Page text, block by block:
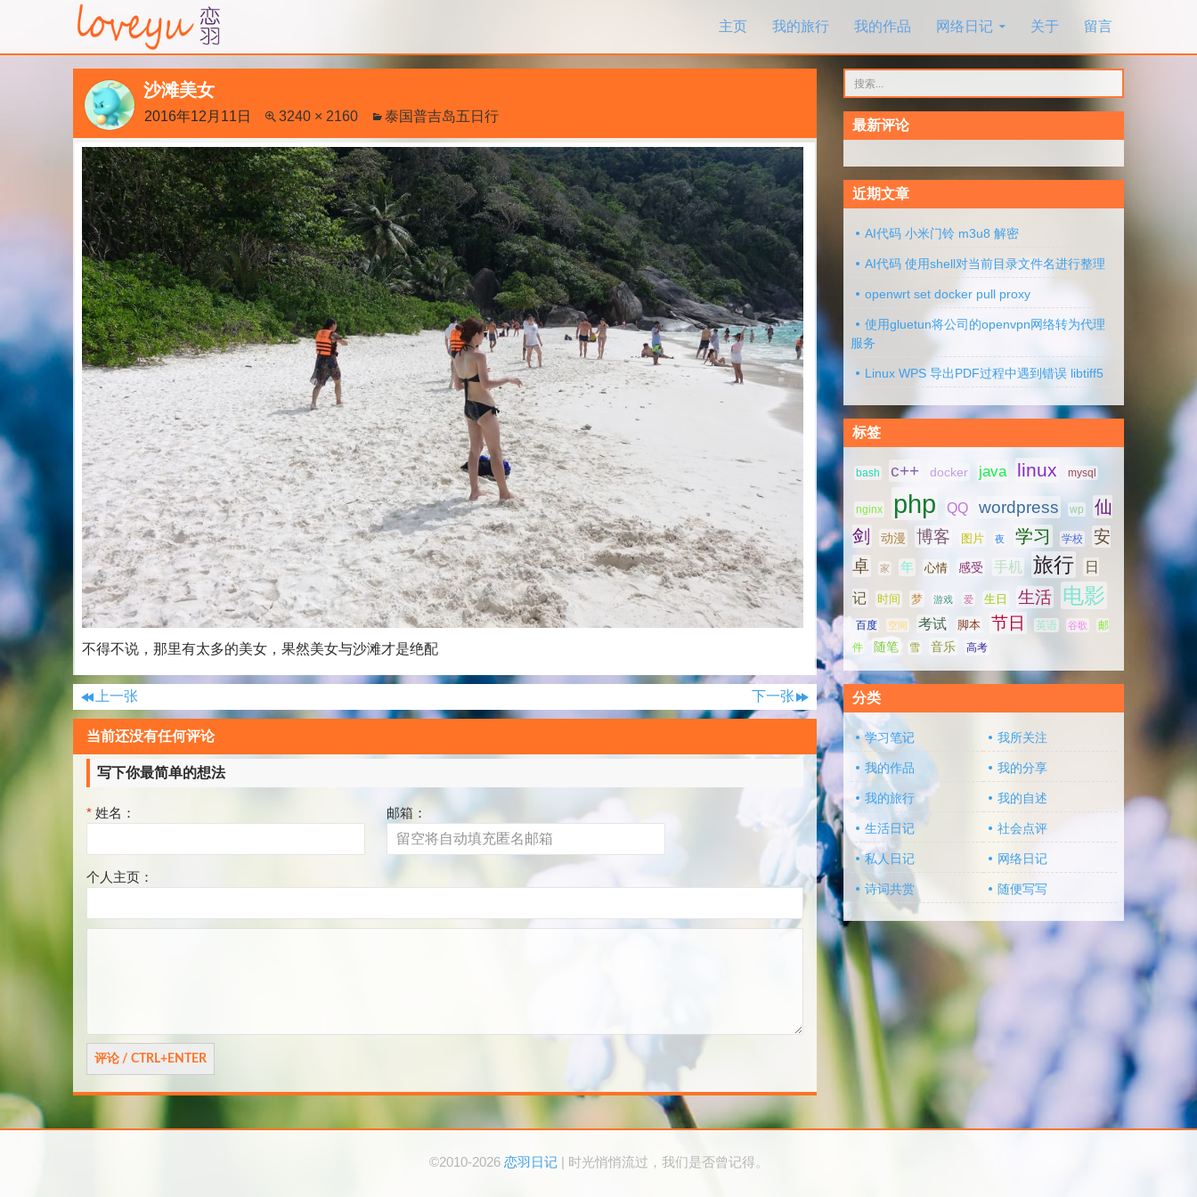
主页
我的旅行 我的作品 网络日记 关于 留言
沙滩美女
2016年12月11日 3240 × 2160 泰国普吉岛五日行
不得不说，那里有太多的美女，果然美女与沙滩才是绝配
上一张 下一张
当前还没有任何评论
写下你最简单的想法
* 姓名： 邮箱：
个人主页：
索：
最新评论
近期文章
AI代码 小米门铃 m3u8 解密
AI代码 使用shell对当前目录文件名进行整理
openwrt set docker pull proxy
使用gluetun将公司的openvpn网络转为代理
服务
Linux WPS 导出PDF过程中遇到错误 libtiff5
标签
bash c++ docker java linux mysql
nginx php QQ wordpress wp
仙
剑
动漫 博客 图片 夜 学习 学校
安
卓
家 年 心情 感受 手机 旅行 日
记 时间 梦 游戏 爱 生日 生活 电影
百度 空间 考试 脚本 节日 英语 谷歌 邮
件 随笔 雪 音乐 高考
分类
学习笔记 我所关注
我的作品 我的分享
我的旅行 我的自述
生活日记 社会点评
私人日记 网络日记
诗词共赏 随便写写
©2010-2026 恋羽日记 | 时光悄悄流过，我们是否曾记得。